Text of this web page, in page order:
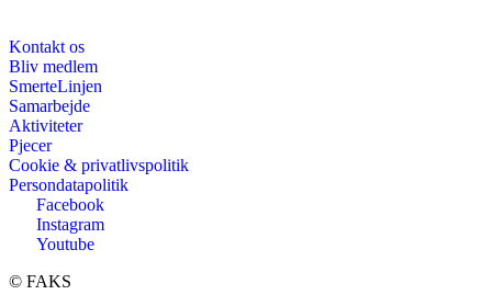
Kontakt os
Bliv medlem
SmerteLinjen
Samarbejde
Aktiviteter
Pjecer
Cookie & privatlivspolitik
Persondatapolitik
Facebook
Instagram
Youtube
©️ FAKS